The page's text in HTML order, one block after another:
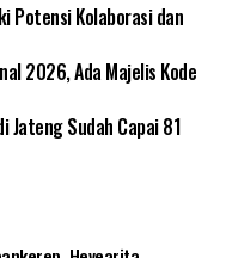
Potensi Kolaborasi dan
2026, Ada Majelis Kode
Jateng Sudah Capai 81